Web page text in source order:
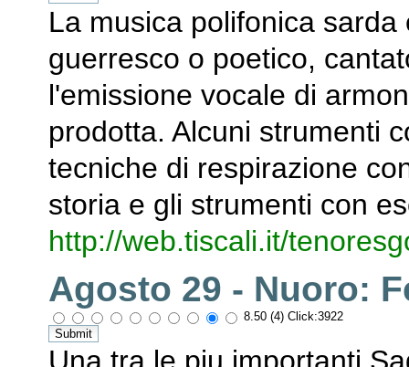
La musica polifonica
guerresco o poetico,
l'emissione vocale di
prodotta. Alcuni strumenti
tecniche di respirazione
storia e gli strumenti con
http://web.tiscali.it/
Agosto 29 - Nuoro:
8.50 (4) Click:3922
Una tra le piu importanti